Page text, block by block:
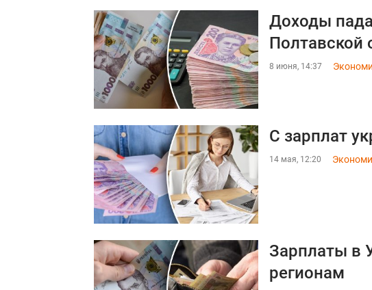
Доходы
Полтавской
8 июня, 14:37
С зарплат
14 мая, 12:20
Зарплаты в
регионам